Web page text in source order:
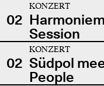
02
KONZERT
Session
02
KONZERT
Südpol
People